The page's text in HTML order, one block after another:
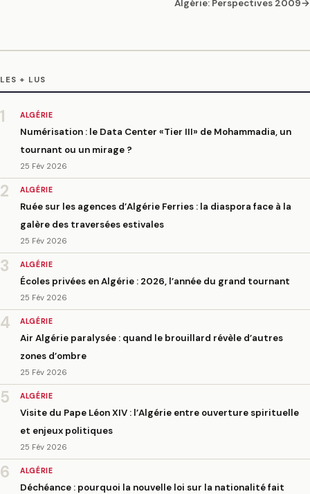
Algérie: Perspectives 2009→
LES + LUS
1 ALGÉRIE
Numérisation : le Data Center «Tier III» de Mohammadia, un
tournant ou un mirage ?
25 Fév 2026
2 ALGÉRIE
Ruée sur les agences d’Algérie Ferries : la diaspora face à la
galère des traversées estivales
25 Fév 2026
3 ALGÉRIE
Écoles privées en Algérie : 2026, l’année du grand tournant
25 Fév 2026
4 ALGÉRIE
Air Algérie paralysée : quand le brouillard révèle d’autres
zones d’ombre
25 Fév 2026
5 ALGÉRIE
Visite du Pape Léon XIV : l’Algérie entre ouverture spirituelle
et enjeux politiques
25 Fév 2026
6 ALGÉRIE
Déchéance : pourquoi la nouvelle loi sur la nationalité fait